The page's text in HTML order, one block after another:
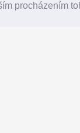
procházením